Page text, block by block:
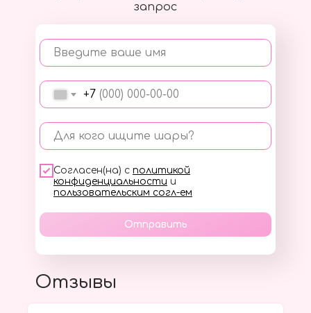
запрос
Введите ваше имя
+7
Для кого ищите шары?
Согласен(на) с политикой
конфиденциальности и
пользовательским согл-ем
Отправить
Отзывы